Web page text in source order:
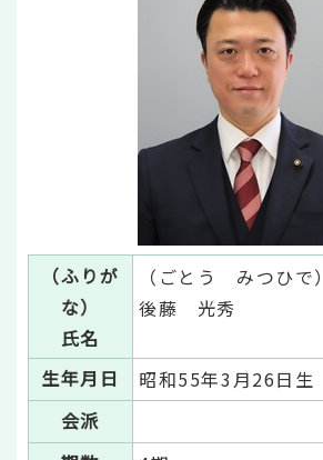
（ふりが
な）
氏名
（ごとう みつひで）
後藤 光秀
生年月日
昭和55年3月26日生
会派